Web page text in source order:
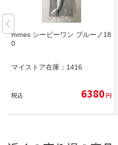
mmes シービーワン ブルーノ18
0
マイストア在庫： 1416
税込 6380円